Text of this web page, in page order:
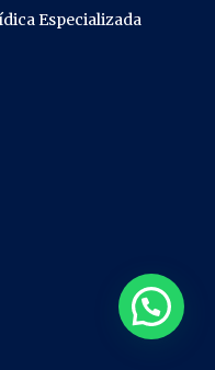
Especializada